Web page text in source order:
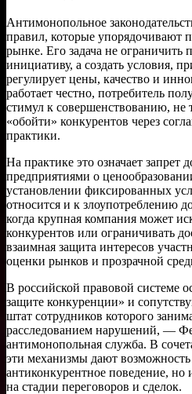
Антимонопольное
правил, которые упорядочивают
рынке. Его задача не ограничить
инициативу, а создать условия,
регулирует цены, качество и
работает честно, потребитель
стимул к совершенствованию, не
«обойти» конкурентов через
практики.
На практике это означает запрет
предприятиями о
установлении фиксированных
относится и к
когда крупная компания может
конкурентов или ограничивать
взаимная защита интересов
оценки рынков и прозрачной
В российской правовой системе
защите конкуренции» и
штат сотрудников которого
расследованием нарушений, —
антимонопольная служба. В
эти механизмы дают возможность
антиконкурентное поведение, но
на стадии переговоров и сделок.